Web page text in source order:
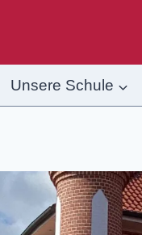
Unsere Schule